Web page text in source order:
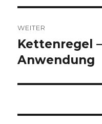
WEITER
Nächster
Beitrag:
Kettenregel
Anwendung